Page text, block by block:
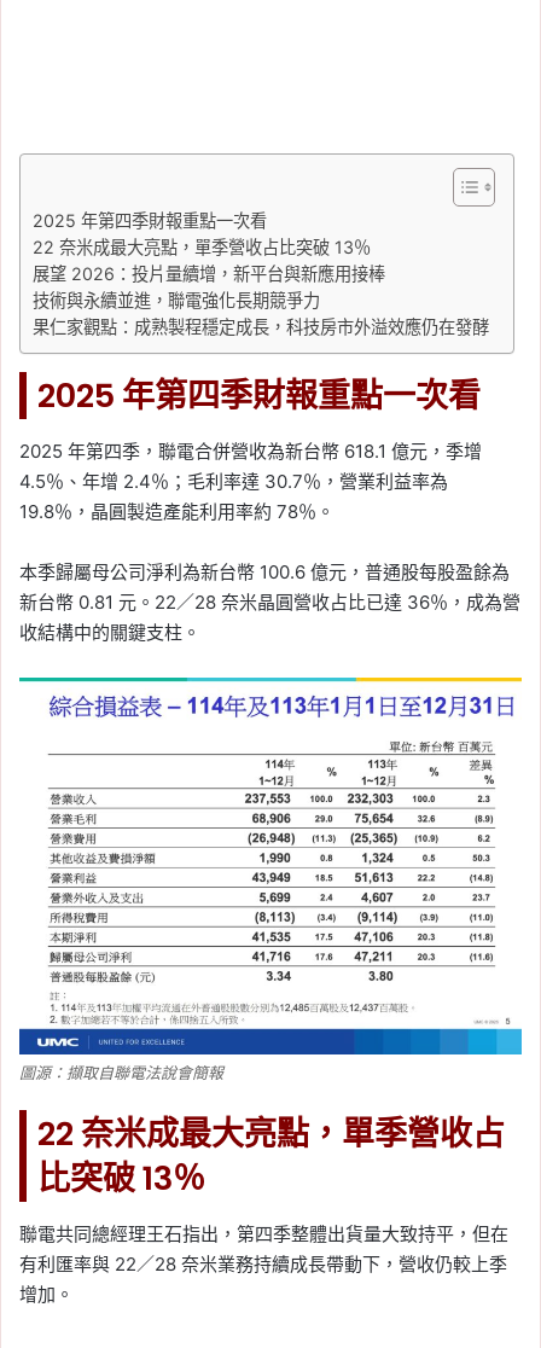
2025 年第四季財報重點一次看
22 奈米成最大亮點，單季營收占比突破 13％
展望 2026：投片量續增，新平台與新應用接棒
技術與永續並進，聯電強化長期競爭力
果仁家觀點：成熟製程穩定成長，科技房市外溢效應仍在發酵
2025 年第四季財報重點一次看
2025 年第四季，聯電合併營收為新台幣 618.1 億元，季增
4.5％、年增 2.4％；毛利率達 30.7％，營業利益率為
19.8％，晶圓製造產能利用率約 78％。
本季歸屬母公司淨利為新台幣 100.6 億元，普通股每股盈餘為
新台幣 0.81 元。22／28 奈米晶圓營收占比已達 36％，成為營
收結構中的關鍵支柱。
圖源：擷取自聯電法說會簡報
22 奈米成最大亮點，單季營收占
比突破 13％
聯電共同總經理王石指出，第四季整體出貨量大致持平，但在
有利匯率與 22／28 奈米業務持續成長帶動下，營收仍較上季
增加。